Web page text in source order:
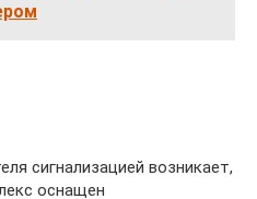
сигнализацией возникает,
оснащен